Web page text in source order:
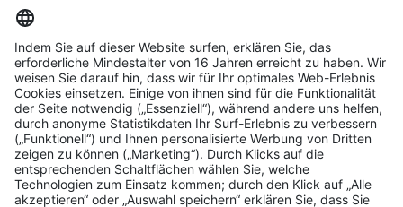
Impressum
Datenschutz
AGB
Cookie-Einstellungen
Service
Über uns